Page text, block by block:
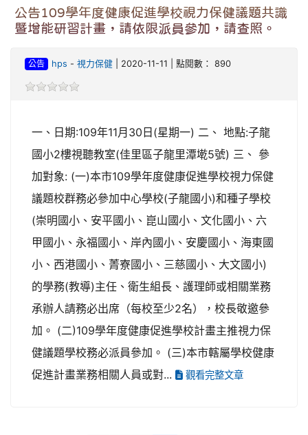
公告109學年度健康促進學校視力保健議題共識
暨增能研習計畫，請依限派員參加，請查照。
公告 hps - 視力保健| 2020-11-11 | 點閱數： 890
一、日期:109年11月30日(星期一) 二、 地點:子龍
國小2樓視聽教室(佳里區子龍里潭墘5號) 三、 參
加對象: (一)本市109學年度健康促進學校視力保健
議題校群務必參加中心學校(子龍國小)和種子學校
(崇明國小、安平國小、崑山國小、文化國小、六
甲國小、永福國小、岸內國小、安慶國小、海東國
小、西港國小、菁寮國小、三慈國小、大文國小)
的學務(教導)主任、衛生組長、護理師或相關業務
承辦人請務必出席（每校至少2名），校長敬邀參
加。 (二)109學年度健康促進學校計畫主推視力保
健議題學校務必派員參加。 (三)本市轄屬學校健康
促進計畫業務相關人員或對...
觀看完整文章